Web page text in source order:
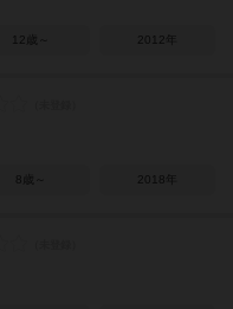
12歳～ 2012年
8歳～ 2018年